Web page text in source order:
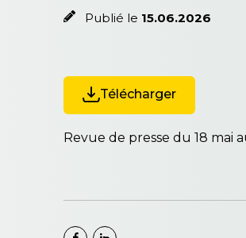
Publié le 15.06.2026
Télécharger
Revue de presse du 18 mai